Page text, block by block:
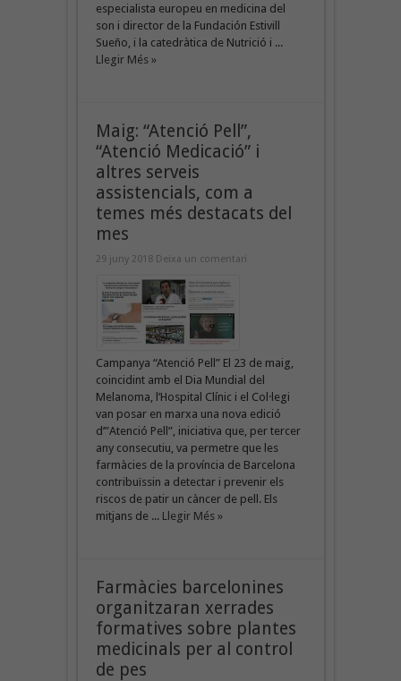
especialista europeu en medicina del
son i director de la Fundación Estivill
Sueño, i la catedràtica de Nutrició i ...
Llegir Més »
Maig: “Atenció Pell”,
“Atenció Medicació” i
altres serveis
assistencials, com a
temes més destacats del
mes
29 juny 2018 Deixa un comentari
Campanya “Atenció Pell” El 23 de maig,
coincidint amb el Dia Mundial del
Melanoma, l’Hospital Clínic i el Col·legi
van posar en marxa una nova edició
d’”Atenció Pell”, iniciativa que, per tercer
any consecutiu, va permetre que les
farmàcies de la província de Barcelona
contribuïssin a detectar i prevenir els
riscos de patir un càncer de pell. Els
mitjans de ... Llegir Més »
Farmàcies barcelonines
organitzaran xerrades
formatives sobre plantes
medicinals per al control
de pes